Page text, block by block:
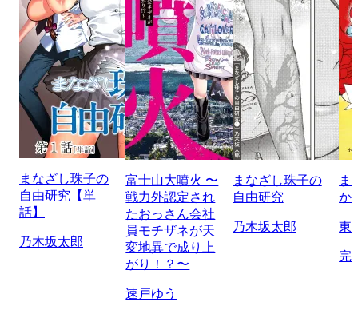
まなざし珠子の
自由研究【単
話】
乃木坂太郎
富士山大噴火 〜
戦力外認定され
たおっさん会社
員モチザネが天
変地異で成り上
がり！？〜
速戸ゆう
まなざし珠子の
自由研究
乃木坂太郎
ま
か
東
完